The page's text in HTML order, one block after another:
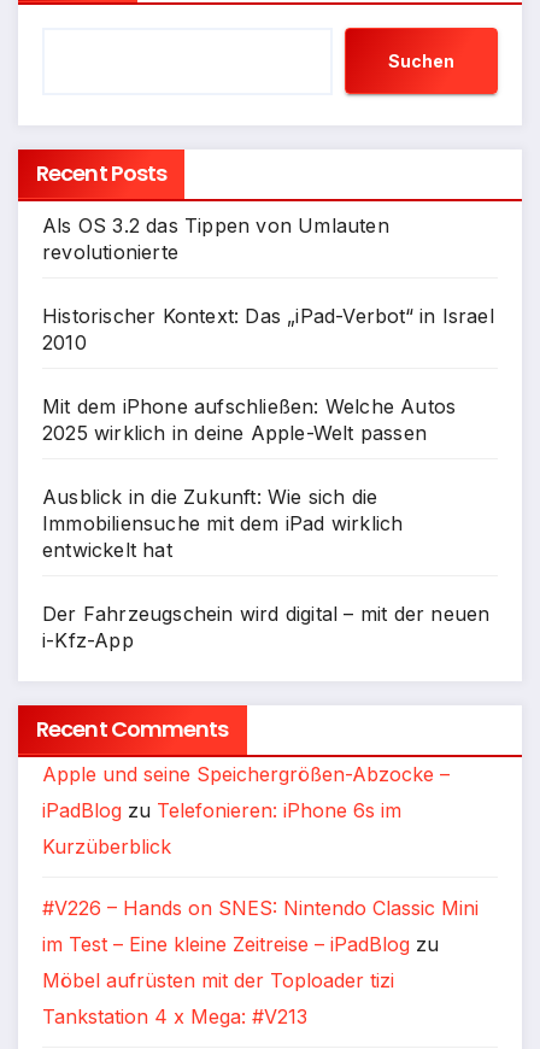
Suchen
Recent Posts
Als OS 3.2 das Tippen von Umlauten
revolutionierte
Historischer Kontext: Das „iPad-Verbot“ in Israel
2010
Mit dem iPhone aufschließen: Welche Autos
2025 wirklich in deine Apple-Welt passen
Ausblick in die Zukunft: Wie sich die
Immobiliensuche mit dem iPad wirklich
entwickelt hat
Der Fahrzeugschein wird digital – mit der neuen
i-Kfz-App
Recent Comments
Apple und seine Speichergrößen-Abzocke –
iPadBlog zu Telefonieren: iPhone 6s im
Kurzüberblick
#V226 – Hands on SNES: Nintendo Classic Mini
im Test – Eine kleine Zeitreise – iPadBlog zu
Möbel aufrüsten mit der Toploader tizi
Tankstation 4 x Mega: #V213